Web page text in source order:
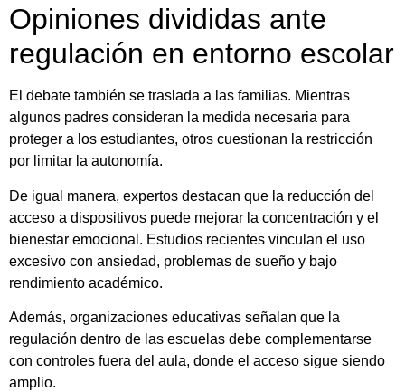
Opiniones divididas ante
regulación en entorno escolar
El debate también se traslada a las familias. Mientras
algunos padres consideran la medida necesaria para
proteger a los estudiantes, otros cuestionan la restricción
por limitar la autonomía.
De igual manera, expertos destacan que la reducción del
acceso a dispositivos puede mejorar la concentración y el
bienestar emocional. Estudios recientes vinculan el uso
excesivo con ansiedad, problemas de sueño y bajo
rendimiento académico.
Además, organizaciones educativas señalan que la
regulación dentro de las escuelas debe complementarse
con controles fuera del aula, donde el acceso sigue siendo
amplio.